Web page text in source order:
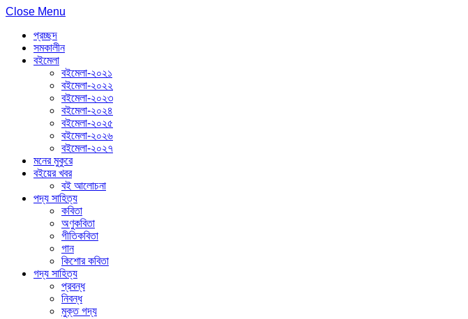
Close Menu
প্রচ্ছদ
সমকালীন
বইমেলা
বইমেলা-২০২১
বইমেলা-২০২২
বইমেলা-২০২৩
বইমেলা-২০২৪
বইমেলা-২০২৫
বইমেলা-২০২৬
বইমেলা-২০২৭
মনের মুকুরে
বইয়ের খবর
বই আলোচনা
পদ্য সাহিত্য
কবিতা
অণুকবিতা
গীতিকবিতা
গান
কিশোর কবিতা
গদ্য সাহিত্য
প্রবন্ধ
নিবন্ধ
মুক্ত গদ্য